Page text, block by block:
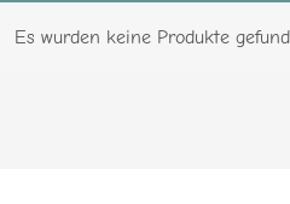
Es wurden keine Produkte